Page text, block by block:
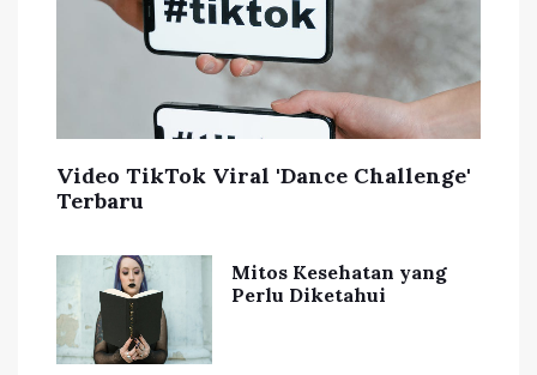
Video TikTok Viral 'Dance Challenge'
Terbaru
Mitos Kesehatan yang
Perlu Diketahui